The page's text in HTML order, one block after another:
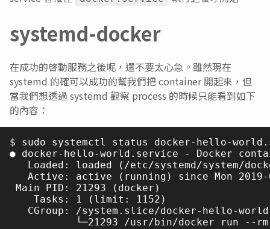
systemd-docker
在成功的啓動服務之後呢，還不要太心急。雖然現在
systemd 的確可以成功的幫我們把 container 開起來，但
當我們想透過 systemd 觀察 process 的時候只能看到如下
的內容：
$ sudo systemctl status docker-hello-
● docker-hello-world.service - Docker
Loaded: loaded (/etc/systemd/system/
Active: active (running) since Mon
Main PID: 21293 (docker)
    Tasks: 1 (limit: 1152)
CGroup: /system.slice/docker-hello-
└─21293 /usr/bin/docker run --